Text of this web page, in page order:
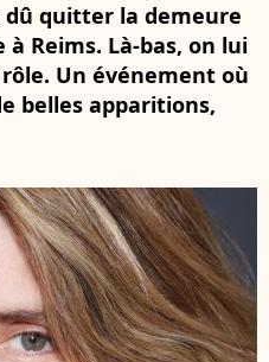
dû quitter la demeure
Reims. Là-bas, on lui
Un événement où
belles apparitions,